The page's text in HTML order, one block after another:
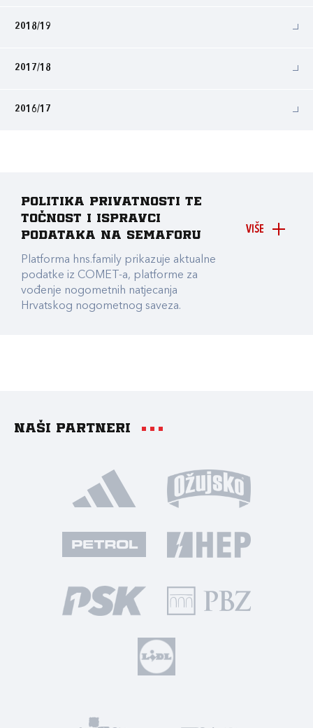
2018/19
2017/18
2016/17
VIŠE
Politika privatnosti te
točnost i ispravci
podataka na Semaforu
Platforma hns.family prikazuje aktualne
podatke iz COMET-a, platforme za
vođenje nogometnih natjecanja
Hrvatskog nogometnog saveza.
Naši partneri